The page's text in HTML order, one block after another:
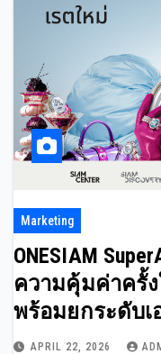
Marketing
ONESIAM
ความคุ้มค่าครั้
พร้อมยกระดับ
“คุณ” โดยเฉพ
APRIL 22, 2026